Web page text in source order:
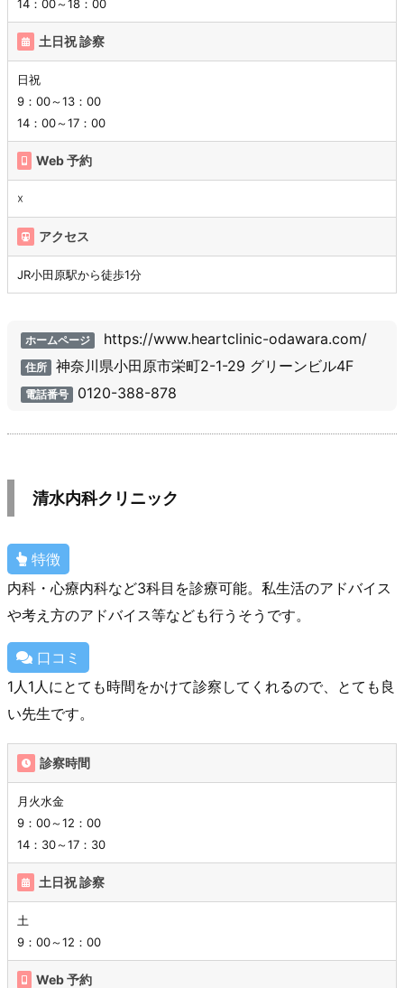
14：00～18：00
土日祝 診察
日祝
9：00～13：00
14：00～17：00
Web 予約
☓
アクセス
JR小田原駅から徒歩1分
ホームページ https://www.heartclinic-odawara.com/
住所 神奈川県小田原市栄町2-1-29 グリーンビル4F
電話番号 0120-388-878
清水内科クリニック
特徴
内科・心療内科など3科目を診療可能。私生活のアドバイス
や考え方のアドバイス等なども行うそうです。
口コミ
1人1人にとても時間をかけて診察してくれるので、とても良
い先生です。
診察時間
月火水金
9：00～12：00
14：30～17：30
土日祝 診察
土
9：00～12：00
Web 予約